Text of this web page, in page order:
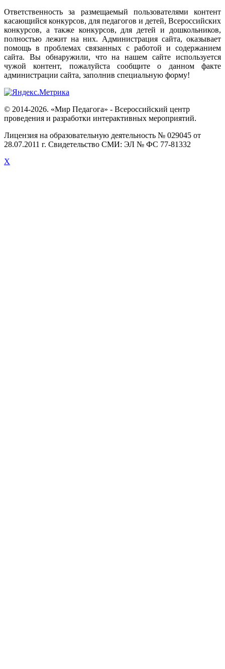
Ответственность
за размещаемый пользователями
контент
касающийся конкурсов, для педагогов и детей, Всероссийских
конкурсов, а также конкурсов,для детей и дошкольников,
полностью лежит на них. Администрация сайта, оказывает
помощь в проблемах связанных с работой и содержанием
сайта. Вы обнаружили, что на нашем сайте используется
чужой
контент, пожалуйста сообщите о данном
факте
администрации сайта, заполнив специальную форму!
© 2014-2026. «Мир Педагога» - Всероссийский центр
проведения и разработки интерактивных мероприятий.
Лицензия на образовательную деятельность № 029045 от
28.07.2011 г. Свидетельство СМИ: ЭЛ № ФС 77-81332
X